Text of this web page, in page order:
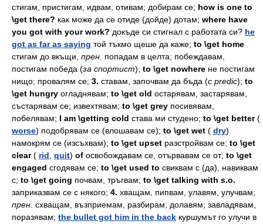
стигам, пристигам, идвам; отивам; добирам се; how is one to
\get there? как може да се отиде (дойде) дотам; where have
you got with your work? докъде си стигнал с работата си? he
got as far as saying той тъкмо щеше да каже; to \get home
стигам до вкъщи, прен. попадам в целта; побеждавам,
постигам победа (за спортист); to \get nowhere не постигам
нищо; провалям се; 3. ставам, започвам да бъда (c predic); to
\get hungry огладнявам; to \get old остарявам, застарявам,
състарявам се; извехтявам; to \get grey посивявам,
побелявам; I am \getting cold става ми студено; to \get better(
worse) подобрявам се (влошавам се); to \get wet ( dry)
намокрям се (изсъхвам); to \get upset разстройвам се; to \get
clear( rid quit) of освобождавам се, отървавам се от; to \get
engaged сгодявам се; to \get used to свиквам с (да), навиквам
с; to \get going почвам, тръгвам; to \get talking with s.o.
заприказвам се с някого; 4. хващам, пипвам, улавям, улучвам;
прен. схващам, възприемам, разбирам; долавям; завладявам,
поразявам; the bullet got him in the back куршумът го улучи в